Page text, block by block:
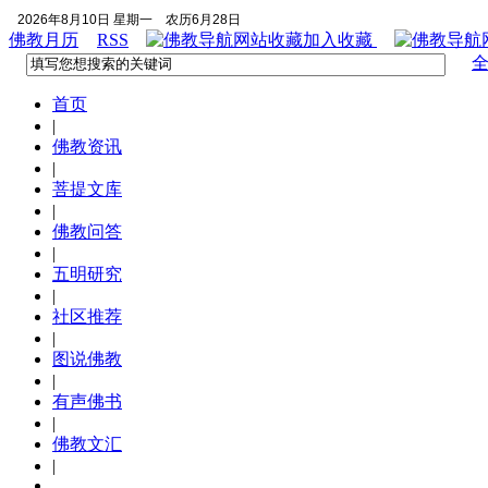
2026年8月10日 星期一 农历6月28日
佛教月历 RSS 加入收藏
首页
|
佛教资讯
|
菩提文库
|
佛教问答
|
五明研究
|
社区推荐
|
图说佛教
|
有声佛书
|
佛教文汇
|